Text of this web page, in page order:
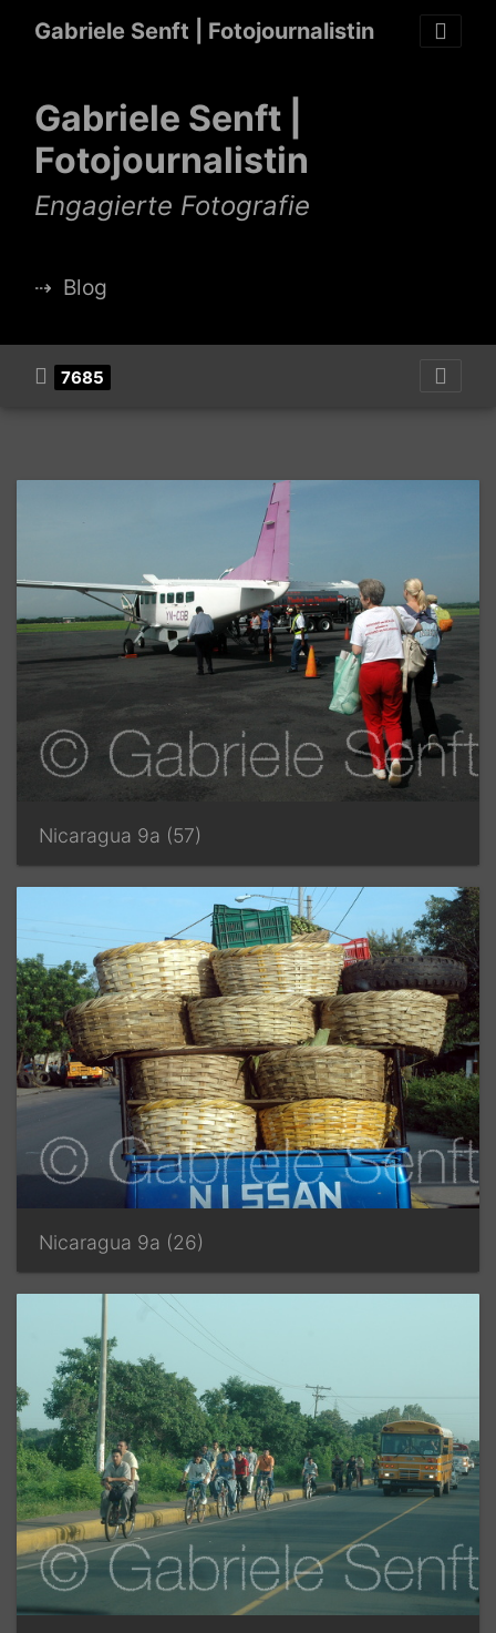
Gabriele Senft | Fotojournalistin
Gabriele Senft |
Fotojournalistin
Engagierte Fotografie
⇢ Blog
7685
Nicaragua 9a (57)
Nicaragua 9a (26)